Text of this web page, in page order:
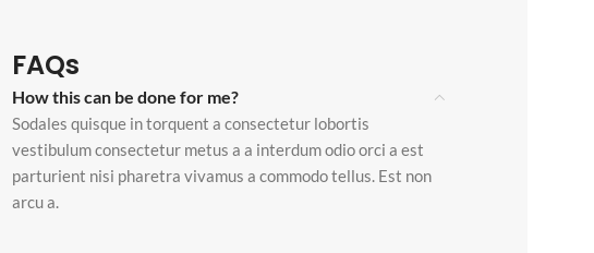
FAQs
How this can be done for me?
Sodales quisque in torquent a consectetur lobortis
vestibulum consectetur metus a a interdum odio orci a est
parturient nisi pharetra vivamus a commodo tellus. Est non
arcu a.